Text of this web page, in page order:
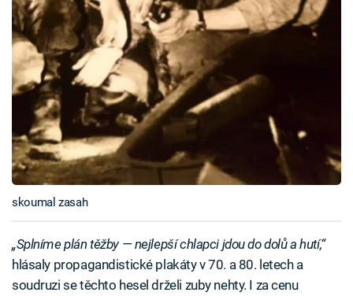
skoumal zasah
„Splníme plán těžby — nejlepší chlapci jdou do dolů a hutí,“
hlásaly propagandistické plakáty v 70. a 80. letech a
soudruzi se těchto hesel drželi zuby nehty. I za cenu